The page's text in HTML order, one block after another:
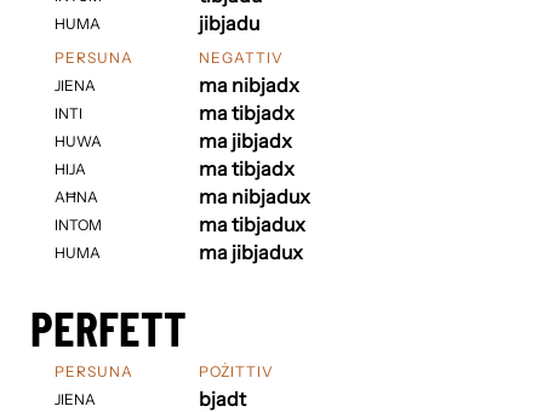
HUMA
jibjadu
PERSUNA
JIENA
INTI
HUWA
HIJA
AĦNA
INTOM
HUMA
NEGATTIV
ma nibjadx
ma tibjadx
ma jibjadx
ma tibjadx
ma nibjadux
ma tibjadux
ma jibjadux
PERFETT
PERSUNA
JIENA
POŻITTIV
bjadt